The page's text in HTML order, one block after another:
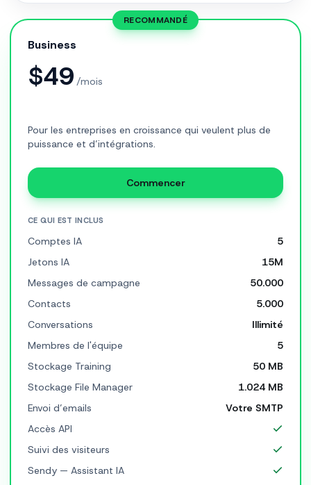
RECOMMANDÉ
Business
$49 /mois
Pour les entreprises en croissance qui veulent plus de
puissance et d’intégrations.
Commencer
CE QUI EST INCLUS
Comptes IA
5
Jetons IA
15M
Messages de campagne
50.000
Contacts
5.000
Conversations
Illimité
Membres de l'équipe
5
Stockage Training
50 MB
Stockage File Manager
1.024 MB
Envoi d’emails
Votre SMTP
Accès API
Suivi des visiteurs
Sendy — Assistant IA